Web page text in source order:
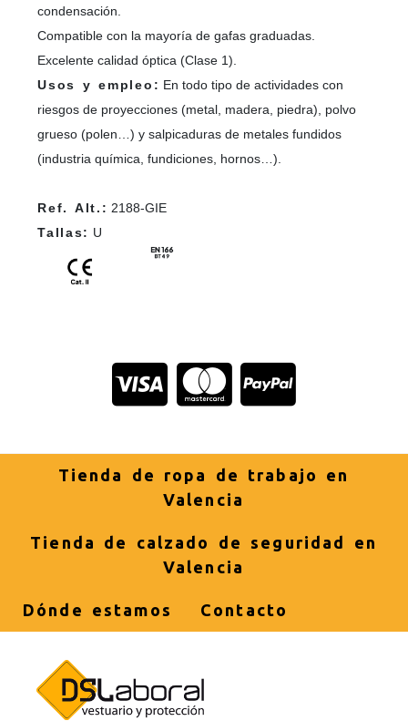
condensación.
Compatible con la mayoría de gafas graduadas.
Excelente calidad óptica (Clase 1).
Usos y empleo: En todo tipo de actividades con
riesgos de proyecciones (metal, madera, piedra), polvo
grueso (polen…) y salpicaduras de metales fundidos
(industria química, fundiciones, hornos…).
Ref. Alt.: 2188-GIE
Tallas: U
Tienda de ropa de trabajo en
Valencia
Tienda de calzado de seguridad en
Valencia
Dónde estamos Contacto